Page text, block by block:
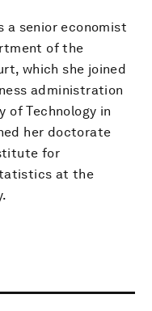
a senior economist
of the
which she joined
administration
of Technology in
her doctorate
for
at the